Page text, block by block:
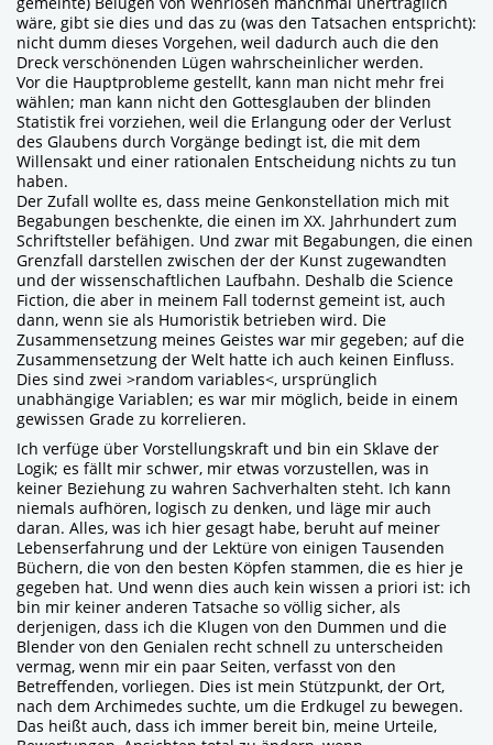
wäre, gibt sie dies und das zu (was den Tatsachen entspricht):
nicht dumm dieses Vorgehen, weil dadurch auch die den
Dreck verschönenden Lügen wahrscheinlicher werden.
Vor die Hauptprobleme gestellt, kann man nicht mehr frei
wählen; man kann nicht den Gottesglauben der blinden
Statistik frei vorziehen, weil die Erlangung oder der Verlust
des Glaubens durch Vorgänge bedingt ist, die mit dem
Willensakt und einer rationalen Entscheidung nichts zu tun
haben.
Der Zufall wollte es, dass meine Genkonstellation mich mit
Begabungen beschenkte, die einen im XX. Jahrhundert zum
Schriftsteller befähigen. Und zwar mit Begabungen, die einen
Grenzfall darstellen zwischen der der Kunst zugewandten
und der wissenschaftlichen Laufbahn. Deshalb die Science
Fiction, die aber in meinem Fall todernst gemeint ist, auch
dann, wenn sie als Humoristik betrieben wird. Die
Zusammensetzung meines Geistes war mir gegeben; auf die
Zusammensetzung der Welt hatte ich auch keinen Einfluss.
Dies sind zwei >random variables<, ursprünglich
unabhängige Variablen; es war mir möglich, beide in einem
gewissen Grade zu korrelieren.
Ich verfüge über Vorstellungskraft und bin ein Sklave der
Logik; es fällt mir schwer, mir etwas vorzustellen, was in
keiner Beziehung zu wahren Sachverhalten steht. Ich kann
niemals aufhören, logisch zu denken, und läge mir auch
daran. Alles, was ich hier gesagt habe, beruht auf meiner
Lebenserfahrung und der Lektüre von einigen Tausenden
Büchern, die von den besten Köpfen stammen, die es hier je
gegeben hat. Und wenn dies auch kein wissen a priori ist: ich
bin mir keiner anderen Tatsache so völlig sicher, als
derjenigen, dass ich die Klugen von den Dummen und die
Blender von den Genialen recht schnell zu unterscheiden
vermag, wenn mir ein paar Seiten, verfasst von den
Betreffenden, vorliegen. Dies ist mein Stützpunkt, der Ort,
nach dem Archimedes suchte, um die Erdkugel zu bewegen.
Das heißt auch, dass ich immer bereit bin, meine Urteile,